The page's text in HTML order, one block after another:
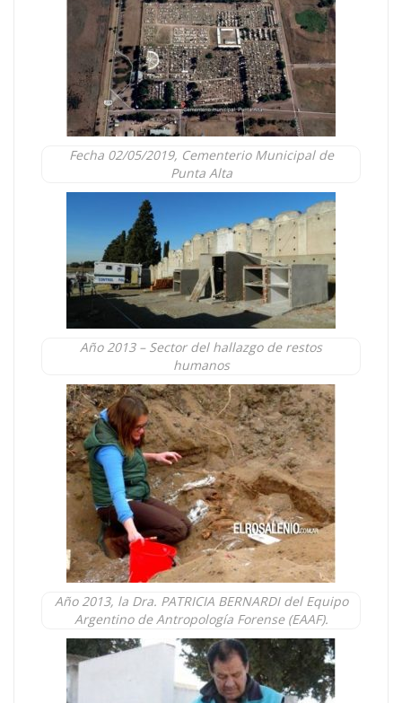
Fecha 02/05/2019, Cementerio Municipal de
Punta Alta
Año 2013 – Sector del hallazgo de restos
humanos
Año 2013, la Dra. PATRICIA BERNARDI del Equipo
Argentino de Antropología Forense (EAAF).